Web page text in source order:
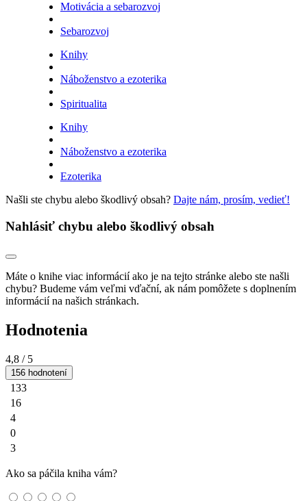
Motivácia a sebarozvoj
Sebarozvoj
Knihy
Náboženstvo a ezoterika
Spiritualita
Knihy
Náboženstvo a ezoterika
Ezoterika
Našli ste chybu alebo škodlivý obsah? Dajte nám, prosím, vedieť!
Nahlásiť chybu alebo škodlivý obsah
Máte o knihe viac informácií ako je na tejto stránke alebo ste našli
chybu? Budeme vám veľmi vďační, ak nám pomôžete s doplnením
informácií na našich stránkach.
Hodnotenia
4,8 / 5
156 hodnotení
133
16
4
0
3
Ako sa páčila kniha vám?